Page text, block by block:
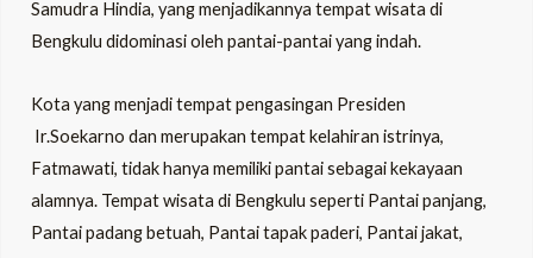
Samudra Hindia, yang menjadikannya tempat wisata di
Bengkulu didominasi oleh pantai-pantai yang indah.
Kota yang menjadi tempat pengasingan Presiden
Ir.Soekarno dan merupakan tempat kelahiran istrinya,
Fatmawati, tidak hanya memiliki pantai sebagai kekayaan
alamnya. Tempat wisata di Bengkulu seperti Pantai panjang,
Pantai padang betuah, Pantai tapak paderi, Pantai jakat,